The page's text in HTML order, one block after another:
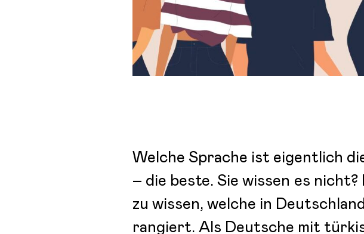
Welche Sprache ist eigentlich
– die beste. Sie wissen es
zu wissen, welche in
rangiert. Als Deutsche mit